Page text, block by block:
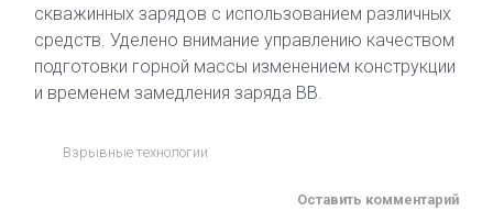
скважинных зарядов с использованием различных
средств. Уделено внимание управлению качеством
подготовки горной массы изменением конструкции
и временем замедления заряда ВВ.
Взрывные технологии
Оставить комментарий